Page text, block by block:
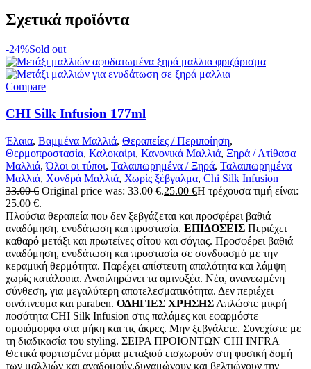
Σχετικά προϊόντα
-24%Sold out
Compare
CHI Silk Infusion 177ml
Έλαια, Βαμμένα Μαλλιά, Θεραπείες / Περιποίηση,
Θερμοπροστασία, Καλοκαίρι, Κανονικά Μαλλιά, Ξηρά / Ατίθασα
Μαλλιά,Όλοι οι τύποι, Ταλαιπωρημένα / Ξηρά, Ταλαιπωρημένα
Μαλλιά, Χονδρά Μαλλιά, Χωρίς ξέβγαλμα, Chi Silk Infusion
33.00€ Original price was: 33.00 €.25.00 €Η τρέχουσα τιμή είναι:
25.00 €.
Πλούσια θεραπεία που δεν ξεβγάζεται και προσφέρει βαθιά
αναδόμηση, ενυδάτωση και προστασία. ΕΠΙΔΟΣΕΙΣ Περιέχει
καθαρό μετάξι και πρωτείνες σίτου και σόγιας. Προσφέρει βαθιά
αναδόμηση, ενυδάτωση και προστασία σε συνδυασμό με την
κεραμική θερμότητα. Παρέχει απίστευτη απαλότητα και λάμψη
χωρίς κατάλοιπα. Αναπληρώνει τα αμινοξέα. Νέα, ανανεωμένη
σύνθεση, για μεγαλύτερη αποτελεσματικότητα. Δεν περιέχει
οινόπνευμα και paraben. ΟΔΗΓΙΕΣ ΧΡΗΣΗΣ Απλώστε μικρή
ποσότητα CHI Silk Infusion στις παλάμες και εφαρμόστε
ομοιόμορφα στα μήκη και τις άκρες. Μην ξεβγάλετε. Συνεχίστε με
τη διαδικασία του styling. ΣΕΙΡΑ ΠΡΟΙΟΝΤΩΝ CHI INFRA
Θετικά φορτισμένα μόρια μεταξιού εισχωρούν στη φυσική δομή
των μαλλιών και αναδομούν,δυναμώνουν και βελτιώνουν την